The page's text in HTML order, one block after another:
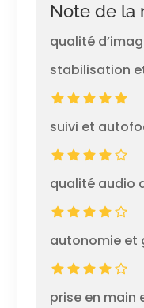
Note de la
qualité
stabilisation
suivi et
qualité audio
autonomie et
prise en main